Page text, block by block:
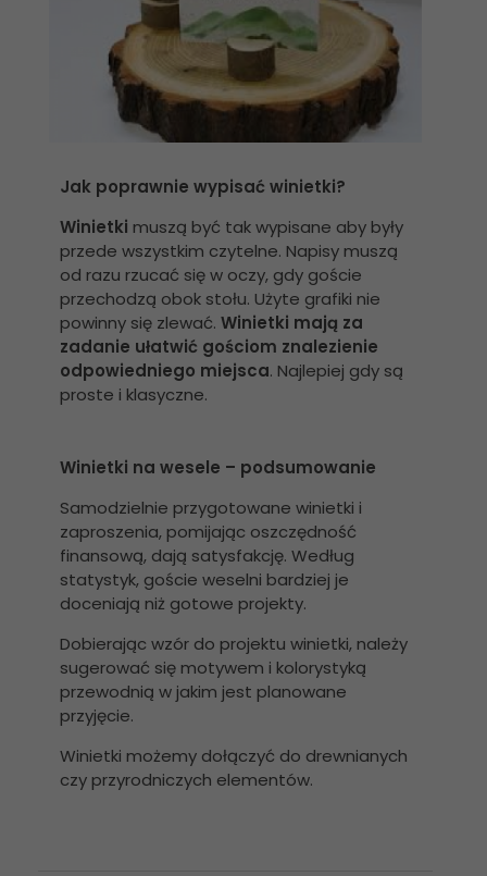
Jak poprawnie wypisać winietki?
Winietki muszą być tak wypisane aby były
przede wszystkim czytelne. Napisy muszą
od razu rzucać się w oczy, gdy goście
przechodzą obok stołu. Użyte grafiki nie
powinny się zlewać. Winietki mają za
zadanie ułatwić gościom znalezienie
odpowiedniego miejsca. Najlepiej gdy są
proste i klasyczne.
Winietki na wesele – podsumowanie
Samodzielnie przygotowane winietki i
zaproszenia, pomijając oszczędność
finansową, dają satysfakcję. Według
statystyk, goście weselni bardziej je
doceniają niż gotowe projekty.
Dobierając wzór do projektu winietki, należy
sugerować się motywem i kolorystyką
przewodnią w jakim jest planowane
przyjęcie.
Winietki możemy dołączyć do drewnianych
czy przyrodniczych elementów.